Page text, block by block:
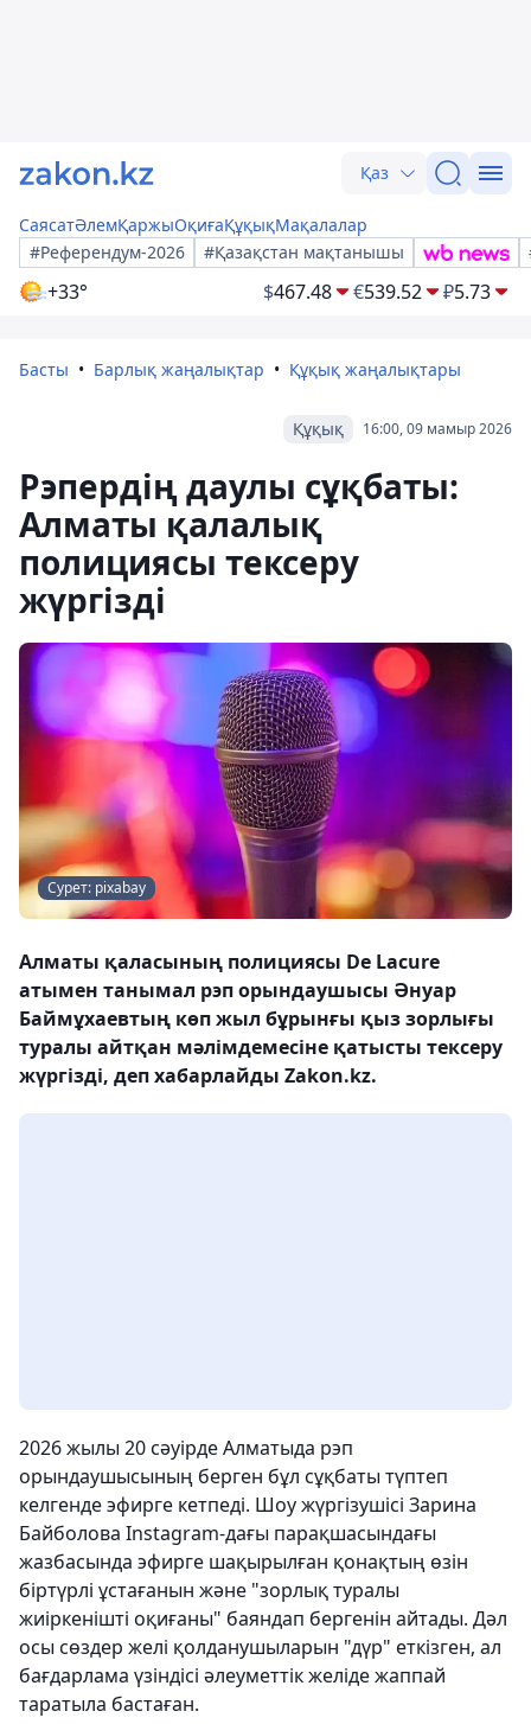
Қаз
СаясатӘлемҚаржыОқиғаҚұқықМақалалар
#Референдум-2026
#Қазақстан мақтанышы
+33° $467.48 €539.52 ₽5.73
Басты Барлық жаңалықтар Құқық жаңалықтары
16:00, 09 мамыр 2026
Құқық
Рэпердің даулы сұқбаты:
Алматы қалалық
полициясы тексеру
жүргізді
Сурет: pixabay
Алматы қаласының полициясы De Lacure
атымен танымал рэп орындаушысы Әнуар
Баймұхаевтың көп жыл бұрынғы қыз зорлығы
туралы айтқан мәлімдемесіне қатысты тексеру
жүргізді, деп хабарлайды Zakon.kz.
2026 жылы 20 сәуірде Алматыда рэп
орындаушысының берген бұл сұқбаты түптеп
келгенде эфирге кетпеді. Шоу жүргізушісі Зарина
Байболова Instagram-дағы парақшасындағы
жазбасында эфирге шақырылған қонақтың өзін
біртүрлі ұстағанын және "зорлық туралы
жиіркенішті оқиғаны" баяндап бергенін айтады. Дәл
осы сөздер желі қолданушыларын "дүр" еткізген, ал
бағдарлама үзіндісі әлеуметтік желіде жаппай
таратыла бастаған.